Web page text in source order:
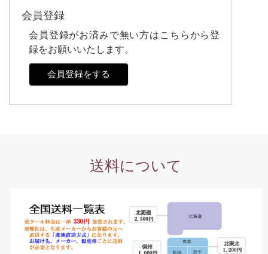
会員登録
会員登録がお済みで無い方はこちらから登
録をお願いいたします。
会員登録をする
送料について